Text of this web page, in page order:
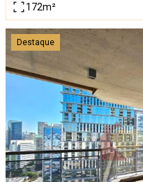
172m²
Destaque